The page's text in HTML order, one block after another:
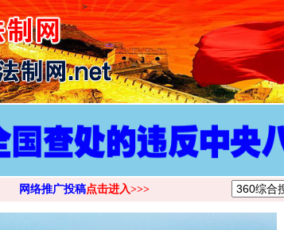
>
网络推广投稿点击进入>>>